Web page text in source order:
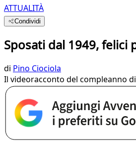
ATTUALITÀ
Condividi
Sposati dal 1949, felici
di Pino Ciociola
Il videoracconto del compleanno